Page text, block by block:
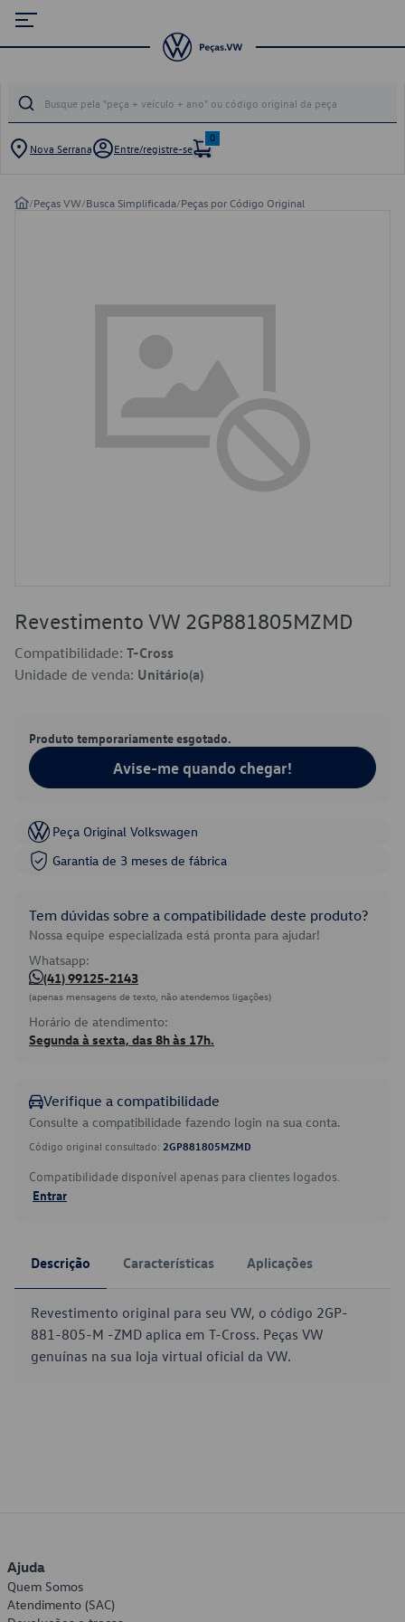
Nova Serrana Entre/registre-se
0
/Peças VW/Busca Simplificada/Peças por Código Original
Revestimento VW 2GP881805MZMD
Compatibilidade: T-Cross
Unidade de venda: Unitário(a)
Produto temporariamente esgotado.
Avise-me quando chegar!
Peça Original Volkswagen
Garantia de 3 meses de fábrica
Tem dúvidas sobre a compatibilidade deste produto?
Nossa equipe especializada está pronta para ajudar!
Whatsapp:
(41) 99125-2143
(apenas mensagens de texto, não atendemos ligações)
Horário de atendimento:
Segunda à sexta, das 8h às 17h.
Verifique a compatibilidade
Consulte a compatibilidade fazendo login na sua conta.
Código original consultado: 2GP881805MZMD
Compatibilidade disponível apenas para clientes logados.
Entrar
Descrição Características Aplicações
Revestimento original para seu VW, o código 2GP-
881-805-M -ZMD aplica em T-Cross. Peças VW
genuínas na sua loja virtual oficial da VW.
Ajuda
Quem Somos
Atendimento (SAC)